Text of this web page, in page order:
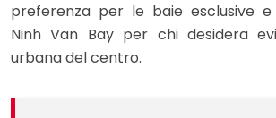
preferenza per le baie esclusive
Ninh Van Bay per chi desidera
urbana del centro.